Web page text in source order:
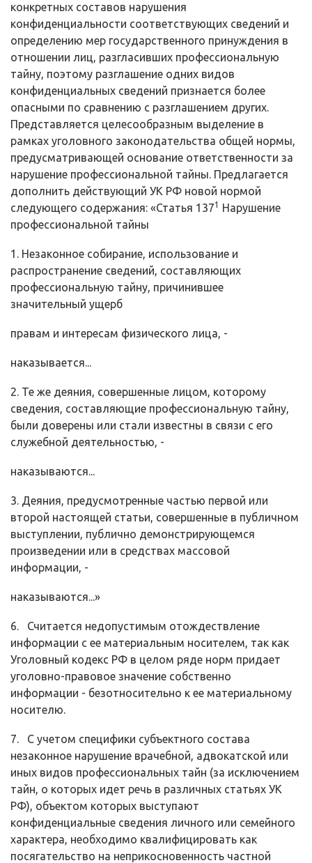
конкретных составов наруше­ния
конфиденциальности соответствующих сведений и
определению мер го­сударственного принуждения в
отношении лиц, разгласивших профессио­нальную
тайну, поэтому разглашение одних видов
конфиденциальных сведе­ний признается более
опасными по сравнению с разглашением других.
Пред­ставляется целесообразным выделение в
рамках уголовного законодательства общей нормы,
предусматривающей основание ответственности за
нарушение профессиональной тайны. Предлагается
дополнить действующий УК РФ но­вой нормой
следующего содержания: «Статья 1371
Нарушение
профессио­нальной тайны
1. Незаконное собирание, использование и
распространение сведений, составляющих
профессиональную тайну, причинившее
значительный ущерб
правам и интересам физического лица, -
наказывается...
2. Те же деяния, совершенные лицом, которому
сведения, составляю­щие профессиональную тайну,
были доверены или стали известны в связи с его
служебной деятельностью, -
наказываются...
3. Деяния, предусмотренные частью первой или
второй настоящей ста­тьи, совершенные в публичном
выступлении, публично демонстрирующемся
произведении или в средствах массовой
информации, -
наказываются...»
6. Считается недопустимым отождествление
информации с ее матери­альным носителем, так как
Уголовный кодекс РФ в целом ряде норм придает
уголовно-правовое значение собственно
информации - безотносительно к ее материальному
носителю.
7. С учетом специфики субъектного состава
незаконное нарушение вра­чебной, адвокатской или
иных видов профессиональных тайн (за исключени­ем
тайн, о которых идет речь в различных статьях УК
РФ), объектом которых выступают
конфиденциальные сведения личного или семейного
характера, необходимо квалифицировать как
посягательство на неприкосновенность ча­стной